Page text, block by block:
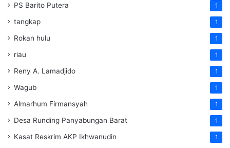
PS Barito Putera 1
tangkap 1
Rokan hulu 1
riau 1
Reny A. Lamadjido 1
Wagub 1
Almarhum Firmansyah 1
Desa Runding Panyabungan Barat 1
Kasat Reskrim AKP Ikhwanudin 1